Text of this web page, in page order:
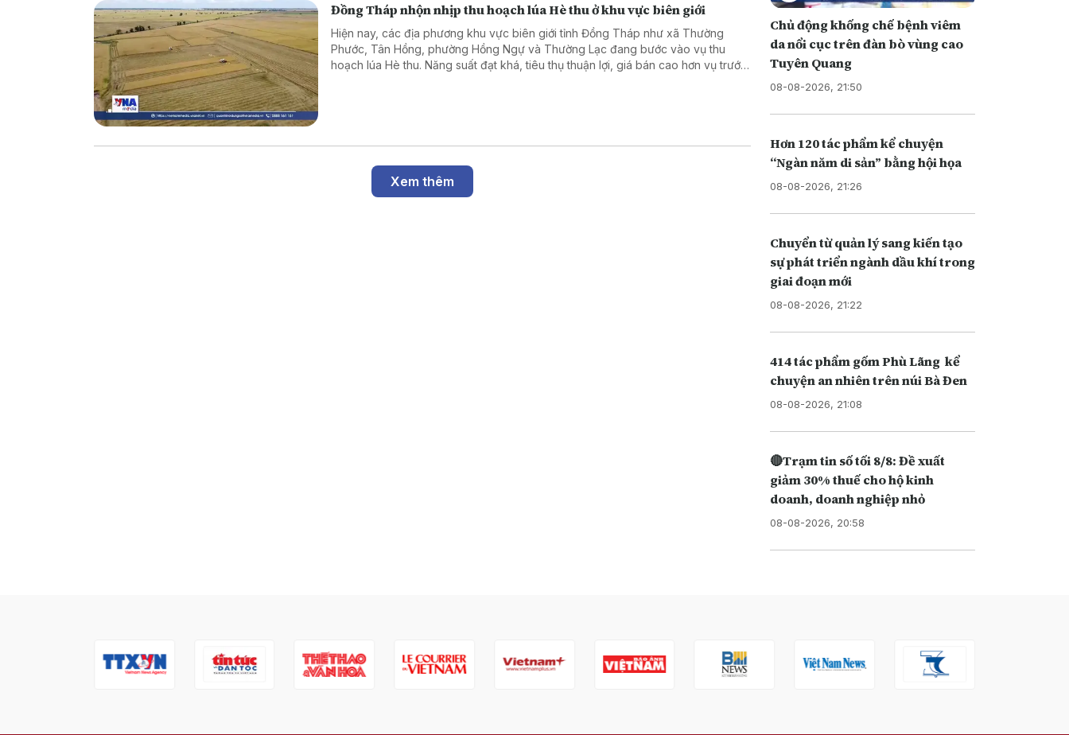
Đồng Tháp nhộn nhịp thu hoạch lúa Hè thu ở khu vực biên giới
Hiện nay, các địa phương khu vực biên giới tỉnh Đồng Tháp như xã Thường
Phước, Tân Hồng, phường Hồng Ngự và Thường Lạc đang bước vào vụ thu
hoạch lúa Hè thu. Năng suất đạt khá, tiêu thụ thuận lợi, giá bán cao hơn vụ trước,
Xem thêm
Chủ động khống chế bệnh viêm
da nổi cục trên đàn bò vùng cao
Tuyên Quang
08-08-2026, 21:50
Hơn 120 tác phẩm kể chuyện
“Ngàn năm di sản” bằng hội họa
08-08-2026, 21:26
Chuyển từ quản lý sang kiến tạo
sự phát triển ngành dầu khí trong
giai đoạn mới
08-08-2026, 21:22
414 tác phẩm gốm Phù Lãng kể
chuyện an nhiên trên núi Bà Đen
08-08-2026, 21:08
🔴Trạm tin số tối 8/8: Đề xuất
giảm 30% thuế cho hộ kinh
doanh, doanh nghiệp nhỏ
08-08-2026, 20:58